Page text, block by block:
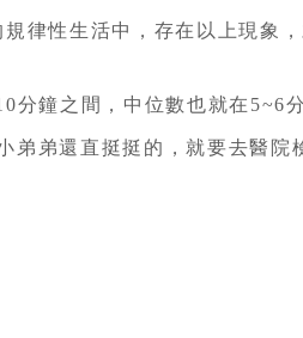
律性生活中，存在以上現象
鐘之間，中位數也就在5~6
弟弟還直挺挺的，就要去醫院